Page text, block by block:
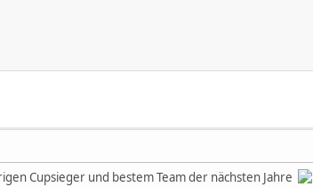
Cupsieger und bestem Team der nächsten Jahre